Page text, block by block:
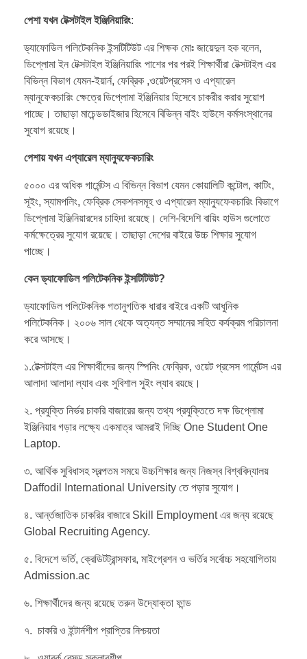
পেশা যখন টেক্সটাইল ইঞ্জিনিয়ারিং:
ড্যাফোডিল পলিটেকনিক ইন্সটিটিউট এর শিক্ষক মোঃ জায়েদুল হক বলেন,
ডিপ্লোমা ইন টেক্সটাইল ইঞ্জিনিয়ারিং পাশের পর পরই শিক্ষার্থীরা টেক্সটাইল এর
বিভিন্ন বিভাগ যেমন-ইয়ার্ন, ফেব্রিক ,ওয়েটপ্রসেস ও এপ্যারেল
ম্যানুফেকচারিং ক্ষেত্রে ডিপ্লোমা ইঞ্জিনিয়ার হিসেবে চাকরীর করার সুয়োগ
পাচ্ছে। তাছাড়া মাচেন্ডডাইজার হিসেবে বিভিন্ন বাইং হাউসে কর্মসংস্থানের
সুযোগ রয়েছে।
পেশায় যখন এপ্যারেল ম্যান্যুফেকচারিং
৫০০০ এর অধিক গার্মেন্টস এ বিভিন্ন বিভাগ যেমন কোয়ালিটি কন্টোল, কাটিং,
সূইং, স্যামপলিং, ফেব্রিক সেকশনসমূহ ও এপ্যারেল ম্যান্যুফেকচারিং বিভাগে
ডিপ্লোমা ইঞ্জিনিয়ারদের চাহিদা রয়েছে। দেশি-বিদেশি বায়িং হাউস গুলোতে
কর্মক্ষেত্রের সুযোগ রয়েছে। তাছাড়া দেশের বাইরে উচ্চ শিক্ষার সুযোগ
পাচ্ছে।
কেন ড্যাফোডিল পলিটেকনিক ইন্সটিটিউট?
ড্যাফোডিল পলিটেকনিক গতানুগতিক ধারার বাইরে একটি আধুনিক
পলিটেকনিক। ২০০৬ সাল থেকে অত্যন্ত সম্মানের সহিত কর্যক্রম পরিচালনা
করে আসছে।
১.টেক্সটাইল এর শিক্ষার্থীদের জন্য স্পিনিং ফেব্রিক, ওয়েট প্রসেস গার্মেন্টস এর
আলাদা আলাদা ল্যাব এবং সুবিশাল সুইং ল্যাব রয়ছে।
২. প্রযুক্তি নির্ভর চাকরি বাজারের জন্য তথ্য প্রযুক্তিতে দক্ষ ডিপ্লোমা
ইঞ্জিনিয়ার গড়ার লক্ষ্যে একমাত্র আমরাই দিচ্ছি One Student One
Laptop.
৩. আর্থিক সুবিধাসহ স্বল্পতম সময়ে উচ্চশিক্ষার জন্য নিজস্ব বিশ্ববিদ্যালয়
Daffodil International University তে পড়ার সুযোগ।
৪. আর্ন্তজাতিক চাকরির বাজারে Skill Employment এর জন্য রয়েছে
Global Recruiting Agency.
৫. বিদেশে ভর্তি, ক্রেডিটট্রান্সফার, মাইগ্রেশন ও ভর্তির সর্বোচ্চ সহযোগিতায়
Admission.ac
৬. শিক্ষার্থীদের জন্য রয়েছে তরুন উদ্যোক্তা ফান্ড
৭. চাকরি ও ইন্টার্নশীপ প্রাপ্তির নিশ্চয়তা